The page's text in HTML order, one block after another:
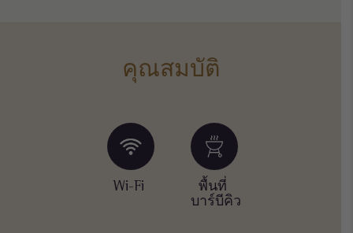
คุณสมบัติ
Wi-Fi
พื้นที่
บาร์บีคิว